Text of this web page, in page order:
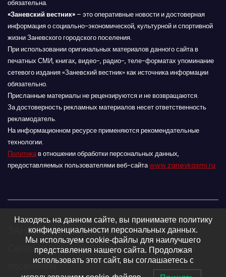
обязательна.
«Заневский вестник» – это оперативные новости и достоверная
информация о социально-экономической, культурной и спортивной
жизни Заневского городского поселения.
При использовании оригинальных материалов данного сайта в
печатных СМИ, книгах, видео-, радио-, теле-форматах упоминание
сетевого издания «Заневский вестник» как источника информации
обязательно.
Присланные материалы не рецензируются и не возвращаются.
За достоверность рекламных материалов несет ответственность
рекламодатель.
На информационном ресурсе применяются рекомендательные
технологии.
Политикав отношении обработки персональных данных,
предоставляемых пользователями веб-сайтаwww.zanevkasmi.ru
ЗАНЕВСКИЙ ВЕСТНИК 16+
Сетевое издание Заневского городского
поселения
Находясь на данном сайте, вы принимаете политику
конфиденциальности персональных данных.
Мы используем cookie-файлы для наилучшего
представления нашего сайта. Продолжая
использовать этот сайт, вы соглашаетесь с